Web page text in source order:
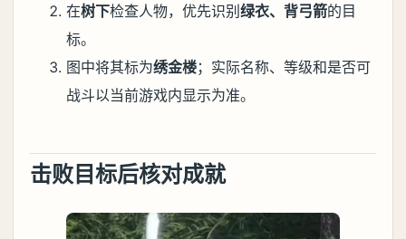
在树下检查人物，优先识别绿衣、背弓箭的目
标。
图中将其标为绣金楼；实际名称、等级和是否可
战斗以当前游戏内显示为准。
击败目标后核对成就